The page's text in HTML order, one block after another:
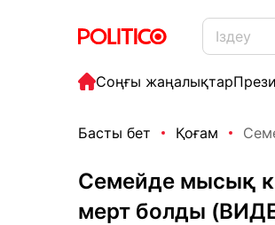
Соңғы жаңалықтар
Басты бет Қоғам
Семейде мысық
мерт болды